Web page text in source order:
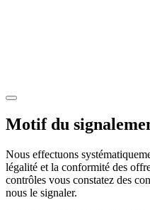
Motif du
Nous effectuons
légalité et la conformité des
contrôles vous constatez des
nous le signaler.